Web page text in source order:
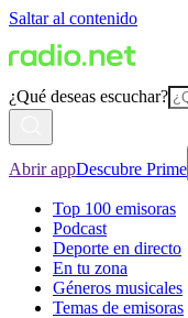
Saltar al contenido
¿Qué deseas escuchar?
Abrir appDescubre Prime
Top 100 emisoras
Podcast
Deporte en directo
En tu zona
Géneros musicales
Temas de emisoras